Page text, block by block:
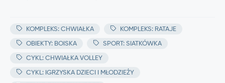
KOMPLEKS: CHWIAŁKA KOMPLEKS: RATAJE
OBIEKTY: BOISKA SPORT: SIATKÓWKA
CYKL: CHWIAŁKA VOLLEY
CYKL: IGRZYSKA DZIECI I MŁODZIEŻY